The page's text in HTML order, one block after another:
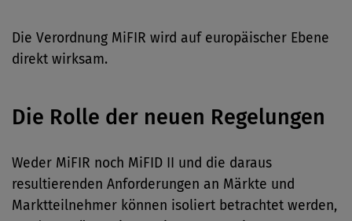
Die Verordnung MiFIR wird auf europäischer Ebene
direkt wirksam.
Die Rolle der neuen Regelungen
Weder MiFIR noch MiFID II und die daraus
resultierenden Anforderungen an Märkte und
Marktteilnehmer können isoliert betrachtet werden,